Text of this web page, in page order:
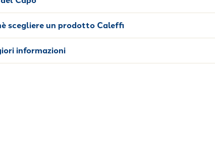
scegliere un prodotto Caleffi
informazioni